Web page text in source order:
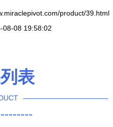
product/39.html
08-08 19:58:02
表